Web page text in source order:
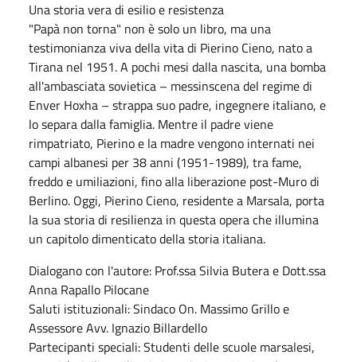
Una storia vera di esilio e resistenza
"Papà non torna" non è solo un libro, ma una
testimonianza viva della vita di Pierino Cieno, nato a
Tirana nel 1951. A pochi mesi dalla nascita, una bomba
all'ambasciata sovietica – messinscena del regime di
Enver Hoxha – strappa suo padre, ingegnere italiano, e
lo separa dalla famiglia. Mentre il padre viene
rimpatriato, Pierino e la madre vengono internati nei
campi albanesi per 38 anni (1951-1989), tra fame,
freddo e umiliazioni, fino alla liberazione post-Muro di
Berlino. Oggi, Pierino Cieno, residente a Marsala, porta
la sua storia di resilienza in questa opera che illumina
un capitolo dimenticato della storia italiana.
Dialogano con l'autore: Prof.ssa Silvia Butera e Dott.ssa
Anna Rapallo Pilocane
Saluti istituzionali: Sindaco On. Massimo Grillo e
Assessore Avv. Ignazio Billardello
Partecipanti speciali: Studenti delle scuole marsalesi,